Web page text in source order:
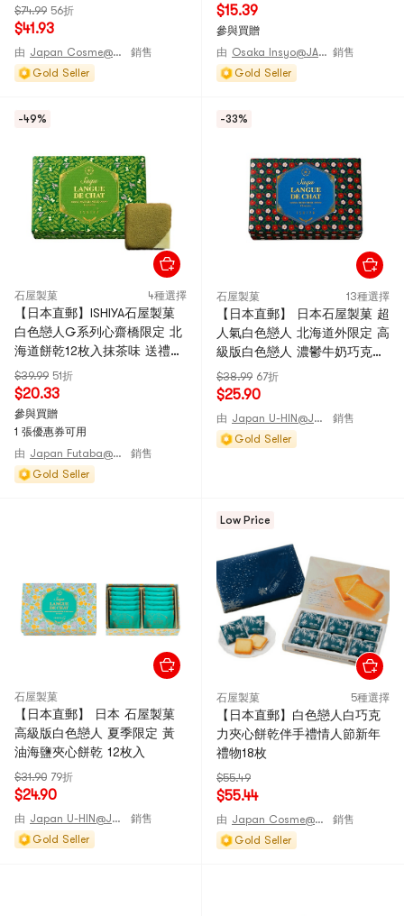
$74.99 56折
$41.93
由 Japan Cosme@JAPAN
銷售
Gold Seller
$15.39
參與買贈
由
Osaka Insyo@JANPAN 銷售
Gold Seller
-49%
石屋製菓 4種選擇
【日本直郵】ISHIYA石屋製菓
白色戀人G系列心齋橋限定 北
海道餅乾12枚入抹茶味 送禮必
備
$39.99 51折
$20.33
參與買贈
1 張優惠券可用
由
Japan Futaba@JAPAN
銷售
Gold Seller
-33%
石屋製菓 13種選擇
【日本直郵】 日本石屋製菓 超
人氣白色戀人 北海道外限定 高
級版白色戀人 濃鬱牛奶巧克力
餅乾 12枚裝
$38.99 67折
$25.90
由 Japan U-HIN@JAPAN
銷售
Gold Seller
石屋製菓
【日本直郵】 日本 石屋製菓
高級版白色戀人 夏季限定 黃
油海鹽夾心餅乾 12枚入
$31.90 79折
$24.90
由 Japan U-HIN@JAPAN
銷售
Gold Seller
Low Price
石屋製菓 5種選擇
【日本直郵】白色戀人白巧克
力夾心餅乾伴手禮情人節新年
禮物18枚
$55.49
$55.44
由 Japan Cosme@JAPAN
銷售
Gold Seller